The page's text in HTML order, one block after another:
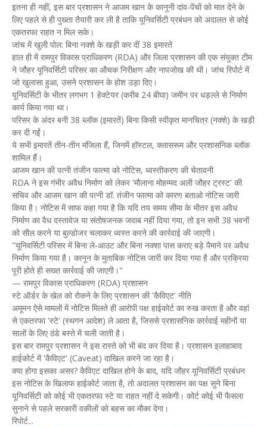
इतना ही नहीं, इस बार प्रशासन ने आजम खान के कानूनी दांव-पेंचों को मात देने के
लिए पहले से ही पुख्ता तैयारी कर ली है ताकि यूनिवर्सिटी प्रबंधन को अदालत से कोई
एकतरफा राहत न मिल सके।
जांच में खुली पोल: बिना नक्शे के खड़ी कर दीं 38 इमारतें
हाल ही में रामपुर विकास प्राधिकरण (RDA) और जिला प्रशासन की एक संयुक्त टीम
ने जौहर यूनिवर्सिटी परिसर का औचक निरीक्षण और नापजोख की थी। जांच रिपोर्ट में
जो खुलासा हुआ, उसने प्रशासन के होश उड़ा दिए।
यूनिवर्सिटी के भीतर लगभग 1 हेक्टेयर (करीब 24 बीघा) जमीन पर धड़ल्ले से निर्माण
कार्य किया गया था।
परिसर के अंदर बनी 38 ब्लॉक (इमारतें) बिना किसी स्वीकृत मानचित्र (नक्शे) के खड़ी
कर दी गईं।
ये सभी इमारतें तीन-तीन मंजिला हैं, जिनमें हॉस्टल, क्लासरूम और प्रशासनिक ब्लॉक
शामिल हैं।
आजम खान की पत्नी तंजीन फात्मा को नोटिस, ध्वस्तीकरण की चेतावनी
RDA ने इस गंभीर अवैध निर्माण को लेकर 'मौलाना मोहम्मद अली जौहर ट्रस्ट' की
सचिव और आजम खान की पत्नी डॉ. तंजीन फात्मा को कारण बताओ नोटिस जारी
किया है। नोटिस में साफ कहा गया है कि यदि तय समय सीमा के भीतर इस अवैध
निर्माण का वैध दस्तावेज या संतोषजनक जवाब नहीं दिया गया, तो इन सभी 38 भवनों
को सील करने या बुल्डोजर चलाकर ध्वस्त करने की कार्रवाई की जाएगी।
"यूनिवर्सिटी परिसर में बिना ले-आउट और बिना नक्शा पास कराए बड़े पैमाने पर अवैध
निर्माण किया गया है। कानून के मुताबिक नोटिस जारी कर दिया गया है और प्रक्रिया
पूरी होते ही सख्त कार्रवाई की जाएगी।"
— रामपुर विकास प्राधिकरण (RDA) प्रशासन
स्टे ऑर्डर के खेल को रोकने के लिए प्रशासन की 'कैविएट' नीति
अमूमन ऐसे मामलों में नोटिस मिलते ही आरोपी पक्ष हाईकोर्ट का रुख करता है और वहां
से एकतरफा 'स्टे' (स्थगन आदेश) ले आता है, जिससे प्रशासनिक कार्रवाई महीनों या
सालों के लिए ठंडे बस्ते में चली जाती है।
इस बार रामपुर प्रशासन ने इस रास्ते को भी बंद कर दिया है। प्रशासन इलाहाबाद
हाईकोर्ट में 'कैविएट' (Caveat) दाखिल करने जा रहा है।
क्या होगा इसका असर? कैविएट दाखिल होने के बाद, यदि जौहर यूनिवर्सिटी प्रबंधन
इस नोटिस के खिलाफ हाईकोर्ट जाता है, तो अदालत प्रशासन का पक्ष सुने बिना
यूनिवर्सिटी को कोई भी एकतरफा स्टे या राहत नहीं दे सकेगी। कोर्ट कोई भी फैसला
सुनाने से पहले सरकारी वकीलों को बहस का मौका देगा।
रिपोर्ट...